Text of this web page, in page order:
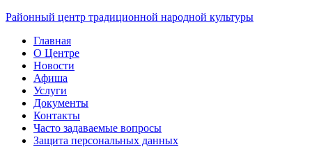
Skip
content
Районный центр традиционной народной культуры
Главная
О Центре
Новости
Афиша
Услуги
Документы
Контакты
Часто задаваемые вопросы
Защита персональных данных